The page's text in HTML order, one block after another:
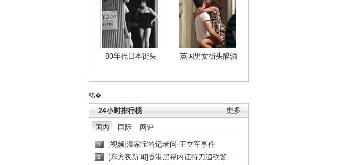
80年代日本街头 英国男女街头醉酒
锘�
更多
24小时排行榜
国内 国际 网评
1 [视频]温家宝答记者问·王立军事件
2 [东方夜新闻]香港黑帮内讧持刀追砍警...